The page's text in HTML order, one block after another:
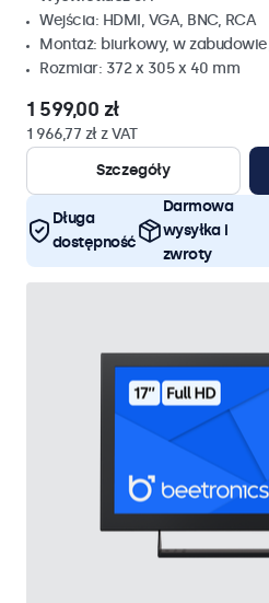
Wejścia: HDMI, VGA, BNC, RCA
Montaż: biurkowy, w
Rozmiar: 372 x 305 x 40 mm
1 599,00 zł
1 966,77 zł z VAT
Szczegóły
Długa
dostępność
Darmowa
wysyłka i
zwroty